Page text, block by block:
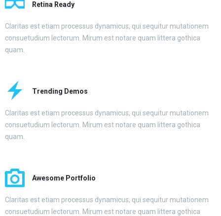
Retina Ready
Claritas est etiam processus dynamicus, qui sequitur mutationem
consuetudium lectorum. Mirum est notare quam littera gothica
quam.
Trending Demos
Claritas est etiam processus dynamicus, qui sequitur mutationem
consuetudium lectorum. Mirum est notare quam littera gothica
quam.
Awesome Portfolio
Claritas est etiam processus dynamicus, qui sequitur mutationem
consuetudium lectorum. Mirum est notare quam littera gothica